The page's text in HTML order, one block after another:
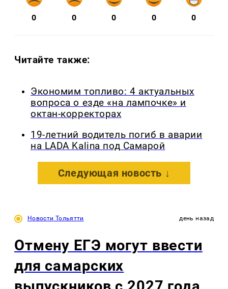
0 0 0 0 0
Читайте также:
Экономим топливо: 4 актуальных
вопроса о езде «на лампочке» и
октан-корректорах
19-летний водитель погиб в аварии
на LADA Kalina под Самарой
Следующая новость ↓
Новости Тольятти день назад
Отмену ЕГЭ могут ввести
для самарских